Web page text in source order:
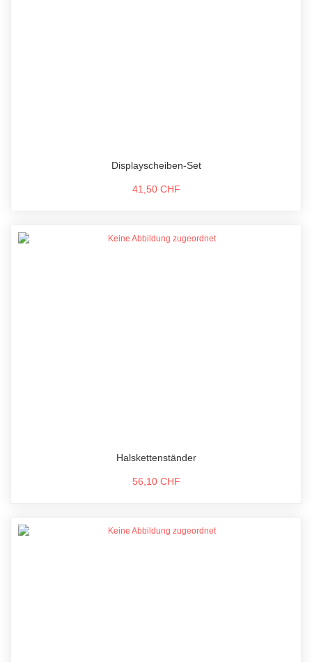
Displayscheiben-Set
41,50 CHF
Halskettenständer
56,10 CHF